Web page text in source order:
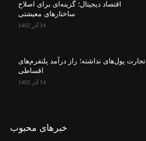
اقتصاد دیجیتال؛ گزینه‌ای برای اصلاح
ساختارهای معیشتی
14 آذر 1402
تجارت پول‌های نداشته؛ راز درآمد پلتفرم‌های
اقساطی
14 آذر 1402
خبرهای محبوب